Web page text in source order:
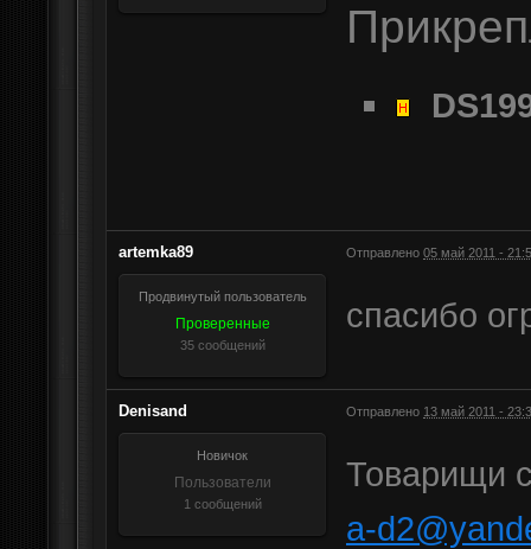
artemka89 Отправлено 05 май 2011 -
Продвинутый пользователь
Проверенные
35 сообщений
спасибо
Denisand Отправлено 13 май 2011 -
Новичок
Пользователи
1 сообщений
Товарищи
a-